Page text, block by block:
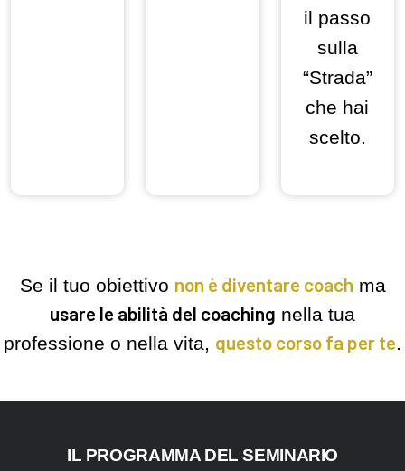
il passo
sulla
“Strada”
che hai
scelto.
Se il tuo obiettivo non è diventare coach ma
usare le abilità del coaching nella tua
professione o nella vita, questo corso fa per te.
IL PROGRAMMA DEL SEMINARIO